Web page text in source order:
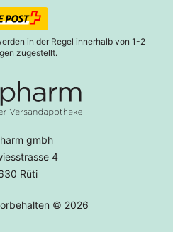
gmbh
4
Rüti
© 2026
in der Regel innerhalb von 1-2
zugestellt.